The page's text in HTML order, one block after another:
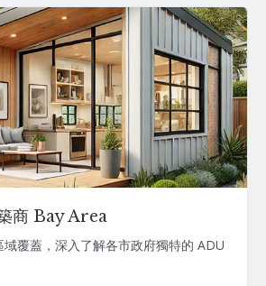
商 Bay Area
覆蓋，深入了解各市政府獨特的 ADU